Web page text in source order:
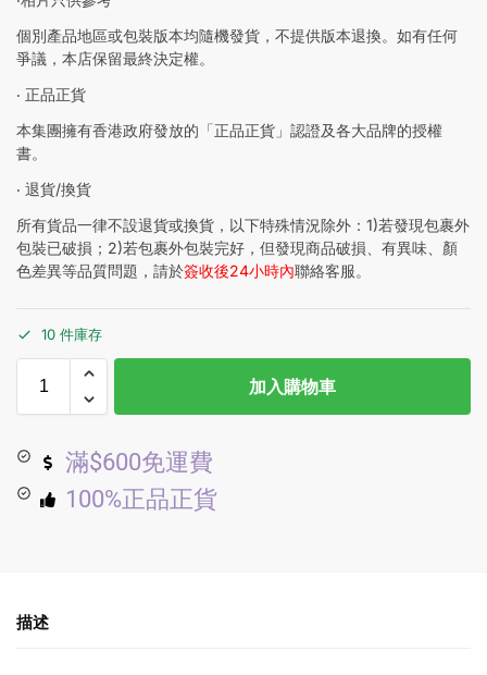
個別產品地區或包裝版本均隨機發貨，不提供版本退換。如有任何
爭議，本店保留最終決定權。
‧ 正品正貨
本集團擁有香港政府發放的「正品正貨」認證及各大品牌的授權
書。
‧ 退貨/換貨
所有貨品一律不設退貨或換貨，以下特殊情況除外：1)若發現包裹外
包裝已破損；2)若包裹外包裝完好，但發現商品破損、有異味、顏
色差異等品質問題，請於簽收後24小時內聯絡客服。
10 件庫存
加入購物車
滿$600免運費
100%正品正貨
描述